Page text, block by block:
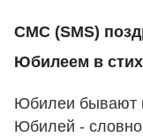
СМС (SMS)
Юбилеем в
Юбилеи бывают
Юбилей - словно